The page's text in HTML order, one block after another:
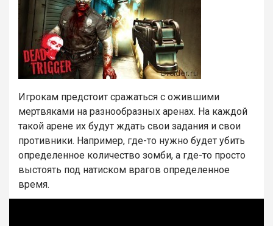
Игрокам предстоит сражаться с ожившими
мертвяками на разнообразных аренах. На каждой
такой арене их будут ждать свои задания и свои
противники. Например, где-то нужно будет убить
определенное количество зомби, а где-то просто
выстоять под натиском врагов определенное
время.